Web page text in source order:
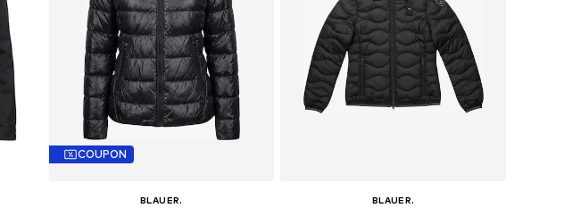
COUPON
BLAUER. BLAUER.